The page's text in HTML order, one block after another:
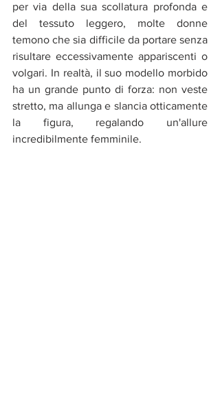
per via della sua scollatura profonda e
del tessuto leggero, molte donne
temono che sia difficile da portare senza
risultare eccessivamente appariscenti o
volgari. In realtà, il suo modello morbido
ha un grande punto di forza: non veste
stretto, ma allunga e slancia otticamente
la figura, regalando un'allure
incredibilmente femminile.